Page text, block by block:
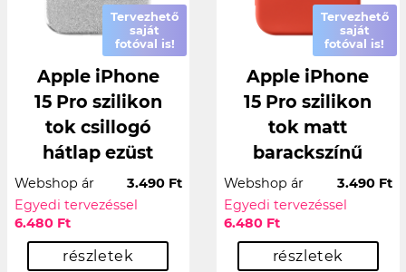
Tervezhető
saját
fotóval is!
Apple iPhone
15 Pro szilikon
tok csillogó
hátlap ezüst
Webshop ár
3.490 Ft
Egyedi tervezéssel
6.480 Ft
részletek
Tervezhető
saját
fotóval is!
Apple iPhone
15 Pro szilikon
tok matt
barackszínű
Webshop ár
3.490 Ft
Egyedi tervezéssel
6.480 Ft
részletek